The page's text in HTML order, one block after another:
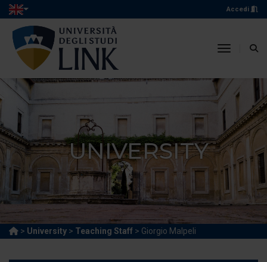
Accedi
toggle
UNIVERSITY
> University > Teaching Staff > Giorgio Malpeli